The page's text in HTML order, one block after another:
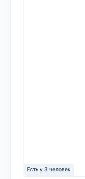
Есть у 3 человек